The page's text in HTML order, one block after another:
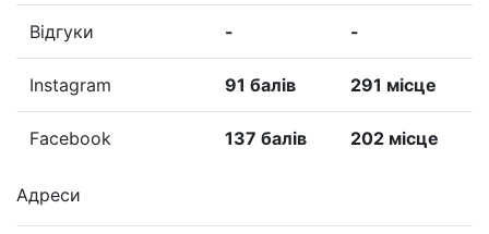
Відгуки - -
Instagram 91 балів 291 місце
Facebook 137 балів 202 місце
Адреси